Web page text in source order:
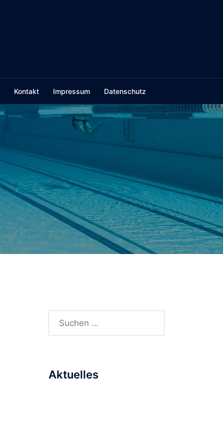
Kontakt Impressum Datenschutz
nach:
Aktuelles